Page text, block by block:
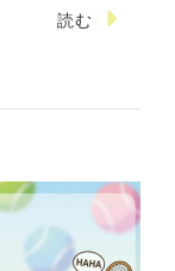
読む